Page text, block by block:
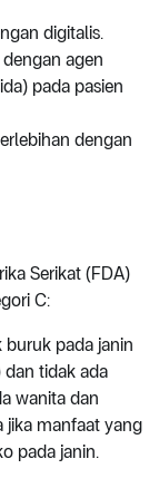
digitalis.
agen
pada pasien
dengan
Serikat (FDA)
C:
pada janin
tidak ada
wanita dan
jika manfaat yang
pada janin.